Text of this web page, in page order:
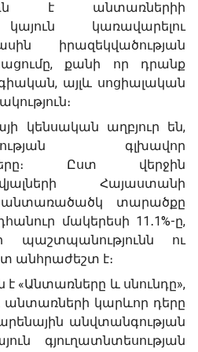
է անտառներիի
կառավարելու
իրազեկվածության
քանի որ դրանք
այլև սոցիալական
կենսական աղբյուր են,
գլխավոր
Ըստ վերջին
Հայաստանի
անտառածածկ տարածքը
մակերեսի 11․1%-ը,
պաշտպանությունն ու
անհրաժեշտ է։
«Անտառները և սնունդը»,
անտառների կարևոր դերը
անվտանգության
գյուղատնտեսության